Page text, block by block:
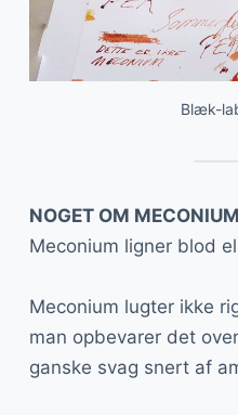
Blæk-
NOGET OM MECONIUM
Meconium ligner blod
Meconium lugter ikke
man opbevarer det
ganske svag snert af